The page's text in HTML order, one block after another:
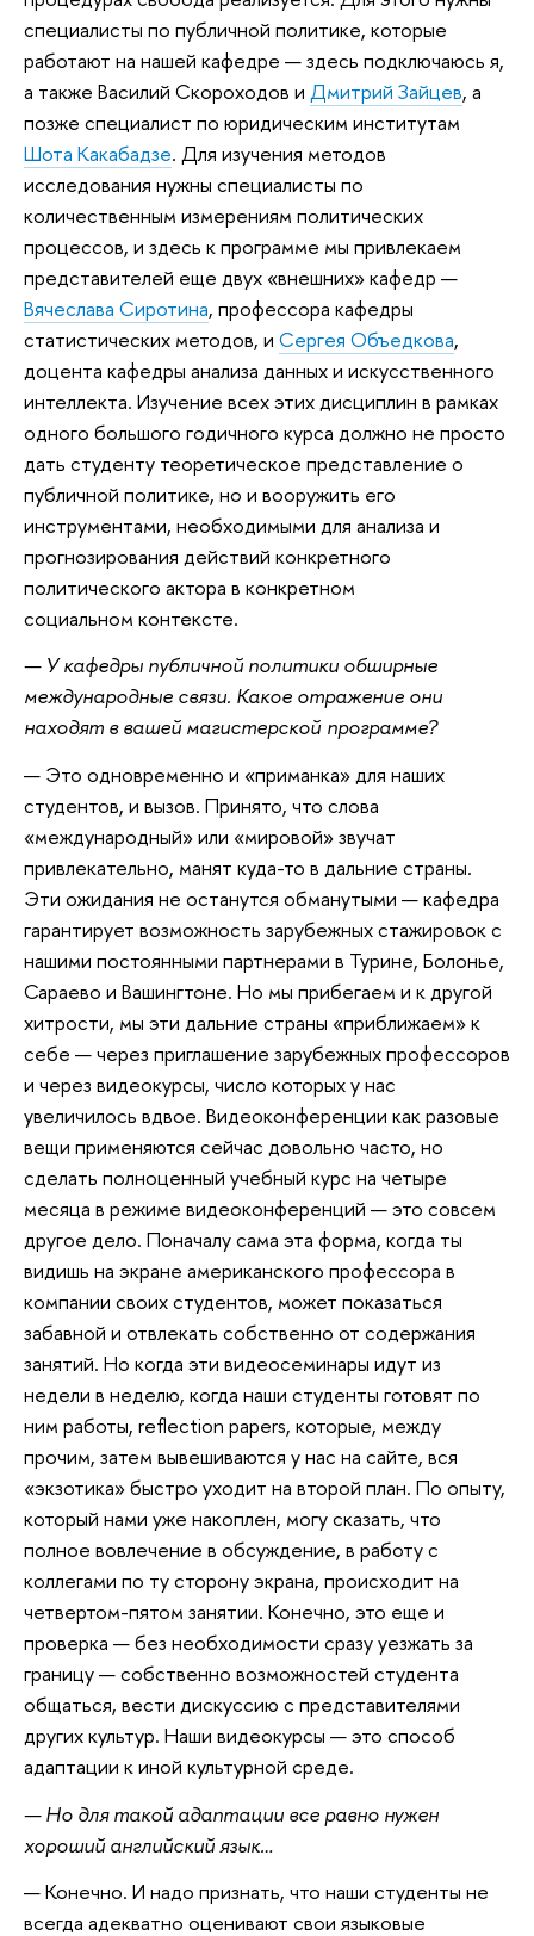
специалисты по публичной политике, которые
работают на нашей кафедре — здесь подключаюсь я,
а также Василий Скороходов и Дмитрий Зайцев, а
позже специалист по юридическим институтам
Шота Какабадзе. Для изучения методов
исследования нужны специалисты по
количественным измерениям политических
процессов, и здесь к программе мы привлекаем
представителей еще двух «внешних» кафедр —
Вячеслава Сиротина, профессора кафедры
статистических методов, и Сергея Объедкова,
доцента кафедры анализа данных и искусственного
интеллекта. Изучение всех этих дисциплин в рамках
одного большого годичного курса должно не просто
дать студенту теоретическое представление о
публичной политике, но и вооружить его
инструментами, необходимыми для анализа и
прогнозирования действий конкретного
политического актора в конкретном
социальном контексте.
— У кафедры публичной политики обширные
международные связи. Какое отражение они
находят в вашей магистерской программе?
— Это одновременно и «приманка» для наших
студентов, и вызов. Принято, что слова
«международный» или «мировой» звучат
привлекательно, манят куда-то в дальние страны.
Эти ожидания не останутся обманутыми — кафедра
гарантирует возможность зарубежных стажировок с
нашими постоянными партнерами в Турине, Болонье,
Сараево и Вашингтоне. Но мы прибегаем и к другой
хитрости, мы эти дальние страны «приближаем» к
себе — через приглашение зарубежных профессоров
и через видеокурсы, число которых у нас
увеличилось вдвое. Видеоконференции как разовые
вещи применяются сейчас довольно часто, но
сделать полноценный учебный курс на четыре
месяца в режиме видеоконференций — это совсем
другое дело. Поначалу сама эта форма, когда ты
видишь на экране американского профессора в
компании своих студентов, может показаться
забавной и отвлекать собственно от содержания
занятий. Но когда эти видеосеминары идут из
недели в неделю, когда наши студенты готовят по
ним работы, reflection papers, которые, между
прочим, затем вывешиваются у нас на сайте, вся
«экзотика» быстро уходит на второй план. По опыту,
который нами уже накоплен, могу сказать, что
полное вовлечение в обсуждение, в работу с
коллегами по ту сторону экрана, происходит на
четвертом-пятом занятии. Конечно, это еще и
проверка — без необходимости сразу уезжать за
границу — собственно возможностей студента
общаться, вести дискуссию с представителями
других культур. Наши видеокурсы — это способ
адаптации к иной культурной среде.
— Но для такой адаптации все равно нужен
хороший английский язык…
— Конечно. И надо признать, что наши студенты не
всегда адекватно оценивают свои языковые